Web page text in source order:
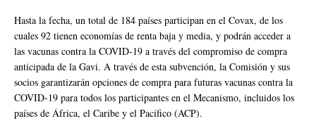
Hasta la fecha, un total de 184 países participan en el Covax, de los
cuales 92 tienen economías de renta baja y media, y podrán acceder a
las vacunas contra la COVID-19 a través del compromiso de compra
anticipada de la Gavi. A través de esta subvención, la Comisión y sus
socios garantizarán opciones de compra para futuras vacunas contra la
COVID-19 para todos los participantes en el Mecanismo, incluidos los
países de África, el Caribe y el Pacífico (ACP).